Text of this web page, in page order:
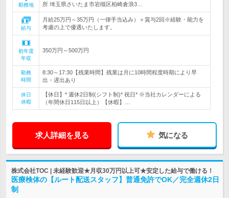
勤務地
所 埼玉県さいたま市岩槻区柏崎倉浪3…
給与
月給25万円～35万円（一律手当込み）＋賞与2回※経験・能力を
考慮の上で優遇いたします。
初年度
年収
350万円～500万円
勤務
時間
8:30～17:30【残業時間】残業は月に10時間程度時期により早
出・遅出あり
休日
休暇
【休日】* 週休2日制(シフト制)* 祝日* ※当社カレンダーによる
（年間休日115日以上）【休暇】…
求人詳細を見る 気になる
株式会社TOC | 未経験歓迎★月収30万円以上可★安定した給与で働ける！
医療検体の【ルート配送スタッフ】普通免許でOK／完全週休2日
制